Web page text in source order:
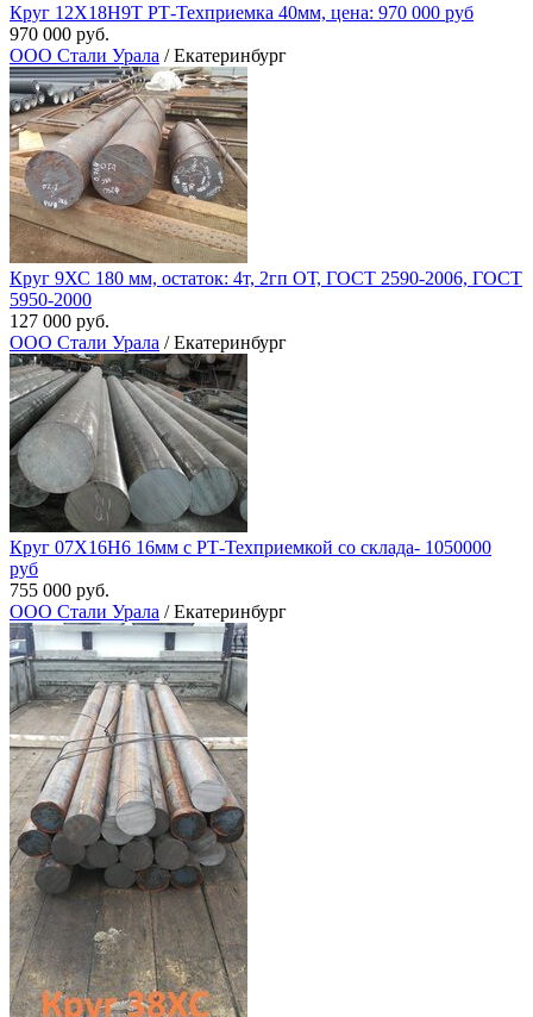
Круг 12Х18Н9Т РТ-Техприемка 40мм, цена: 970 000 руб
970 000 руб.
ООО Стали Урала / Екатеринбург
Круг 9ХС 180 мм, остаток: 4т, 2гп ОТ, ГОСТ 2590-2006, ГОСТ
5950-2000
127 000 руб.
ООО Стали Урала / Екатеринбург
Круг 07Х16Н6 16мм с РТ-Техприемкой со склада- 1050000
руб
755 000 руб.
ООО Стали Урала / Екатеринбург